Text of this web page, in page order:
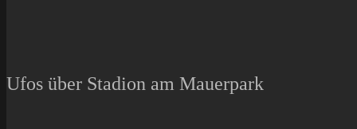
Ufos über Stadion am Mauerpark